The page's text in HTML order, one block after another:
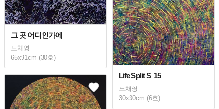
그 곳 어디인가에
노채영
65x91cm (30호)
Life Split S_15
노채영
30x30cm (6호)